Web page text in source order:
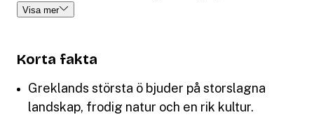
Visa mer
Korta fakta
Greklands största ö bjuder på storslagna
landskap, frodig natur och en rik kultur.